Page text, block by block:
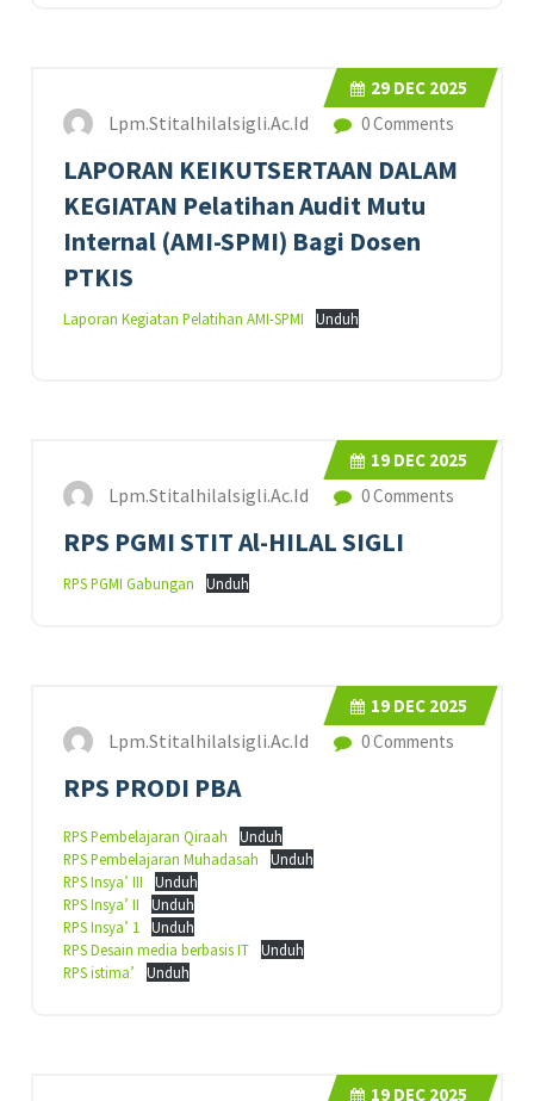
29 DEC 2025
Lpm.stitalhilalsigli.ac.id 0 Comments
LAPORAN KEIKUTSERTAAN DALAM
KEGIATAN Pelatihan Audit Mutu
Internal (AMI-SPMI) Bagi Dosen
PTKIS
Laporan Kegiatan Pelatihan AMI-SPMI Unduh
19 DEC 2025
Lpm.stitalhilalsigli.ac.id 0 Comments
RPS PGMI STIT Al-HILAL SIGLI
RPS PGMI Gabungan Unduh
19 DEC 2025
Lpm.stitalhilalsigli.ac.id 0 Comments
RPS PRODI PBA
RPS Pembelajaran Qiraah
Unduh
RPS Pembelajaran Muhadasah
Unduh
RPS Insya’ III
Unduh
RPS Insya’ II
Unduh
RPS Insya’ 1
Unduh
RPS Desain media berbasis IT
Unduh
RPS istima’
Unduh
19 DEC 2025